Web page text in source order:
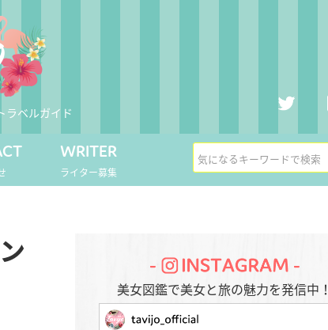
ラベルガイド
WRITER
ライター募集
美女図鑑で美女と旅の魅力を発信中！